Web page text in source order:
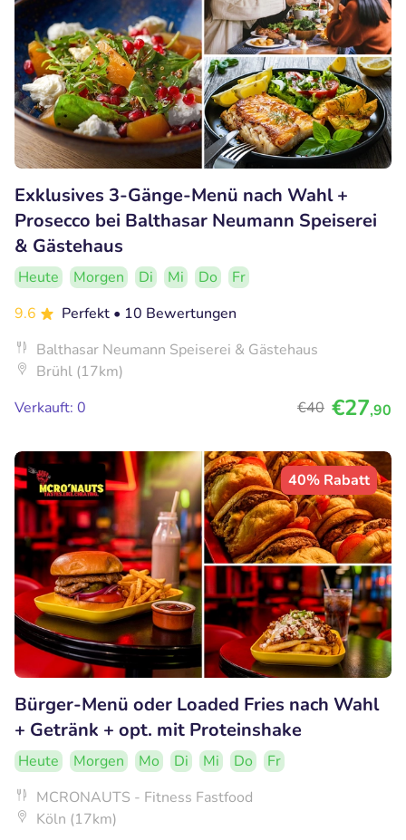
Exklusives 3-Gänge-Menü nach Wahl +
Prosecco bei Balthasar Neumann Speiserei
& Gästehaus
Heute Morgen Di Mi Do
Fr
9.6
Perfekt • 10 Bewertungen
Balthasar Neumann Speiserei & Gästehaus
Brühl (17km)
Verkauft: 0
€40 €27,90
40% Rabatt
Bürger-Menü oder Loaded Fries nach Wahl
+ Getränk + opt. mit Proteinshake
Heute Morgen Mo Di Mi Do
Fr
MCRONAUTS - Fitness Fastfood
Köln (17km)